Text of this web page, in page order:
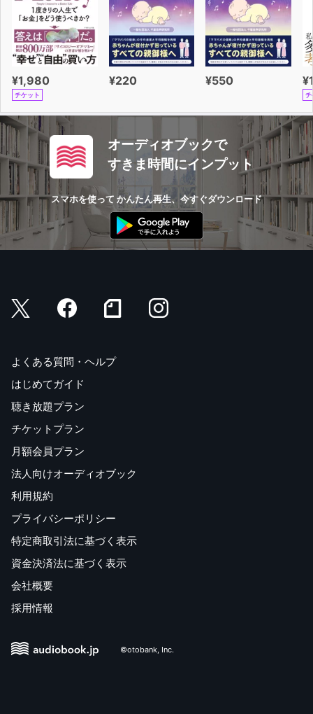
¥1,980
チケット
¥220 ¥550
チ
オーディオブックで
すきま時間にインプット
スマホを使って かんたん再生、今すぐダウンロード
よくある質問・ヘルプ
はじめてガイド
聴き放題プラン
チケットプラン
月額会員プラン
法人向けオーディオブック
利用規約
プライバシーポリシー
特定商取引法に基づく表示
資金決済法に基づく表示
会社概要
採用情報
©otobank, Inc.